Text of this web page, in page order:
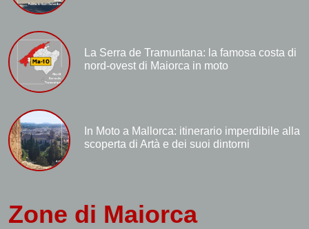
La Serra de Tramuntana: la famosa costa di
nord-ovest di Maiorca in moto
In Moto a Mallorca: itinerario imperdibile alla
scoperta di Artà e dei suoi dintorni
Zone di Maiorca